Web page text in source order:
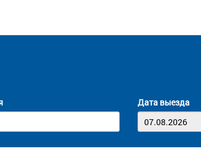
Дата выезда